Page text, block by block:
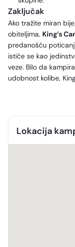
Zaključak
Ako tražite miran
obiteljima, King’s
predanošću
ističe se kao
veze. Bilo da
udobnost kolibe,
Lokacija